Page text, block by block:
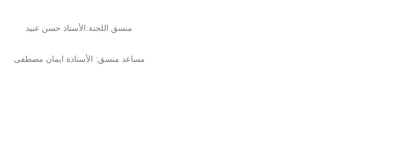
منسق اللجنة:الأستاذ حسن عبيد
مساعد منسق: الأستاذة ايمان مصطفى